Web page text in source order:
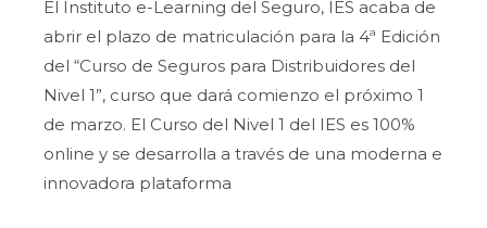
El Instituto e-Learning del Seguro, IES acaba de
abrir el plazo de matriculación para la 4ª Edición
del “Curso de Seguros para Distribuidores del
Nivel 1”, curso que dará comienzo el próximo 1
de marzo. El Curso del Nivel 1 del IES es 100%
online y se desarrolla a través de una moderna e
innovadora plataforma